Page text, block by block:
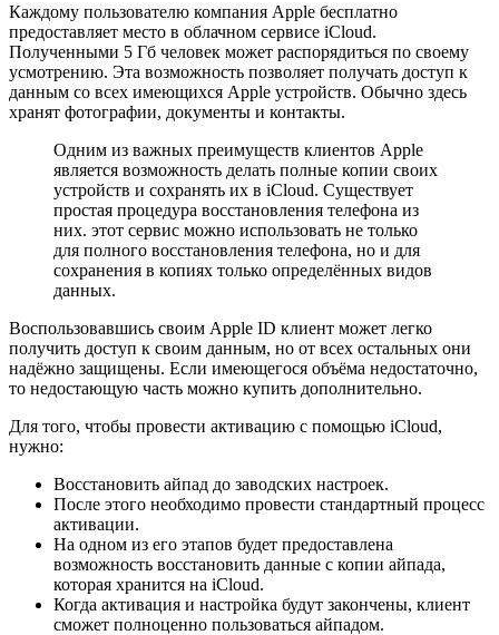
Каждому пользователю компания Apple бесплатно
предоставляет место в облачном сервисе iCloud.
Полученными 5 Гб человек может распорядиться по своему
усмотрению. Эта возможность позволяет получать доступ к
данным со всех имеющихся Apple устройств. Обычно здесь
хранят фотографии, документы и контакты.
Одним из важных преимуществ клиентов Apple
является возможность делать полные копии своих
устройств и сохранять их в iCloud. Существует
простая процедура восстановления телефона из
них. этот сервис можно использовать не только
для полного восстановления телефона, но и для
сохранения в копиях только определённых видов
данных.
Воспользовавшись своим Apple ID клиент может легко
получить доступ к своим данным, но от всех остальных они
надёжно защищены. Если имеющегося объёма недостаточно,
то недостающую часть можно купить дополнительно.
Для того, чтобы провести активацию с помощью iCloud,
нужно:
Восстановить айпад до заводских настроек.
После этого необходимо провести стандартный процесс
активации.
На одном из его этапов будет предоставлена
возможность восстановить данные с копии айпада,
которая хранится на iCloud.
Когда активация и настройка будут закончены, клиент
сможет полноценно пользоваться айпадом.